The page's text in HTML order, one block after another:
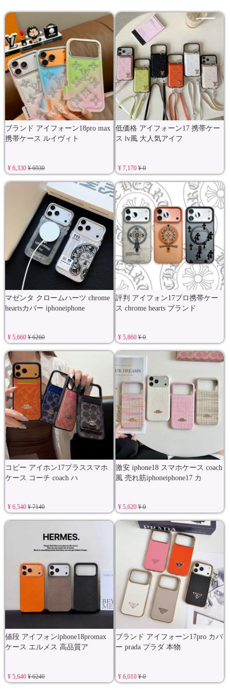
ブランド アイフォーン18pro max
携帯ケース ルイヴィト
¥ 6,330¥ 6930
低価格 アイフォーン17 携帯ケー
ス lv風 大人気アイフ
¥ 7,170¥ 0
マゼンタ クロームハーツ chrome
heartsカバー iphoneiphone
¥ 5,660¥ 6260
評判 アイフォン17プロ携帯ケー
ス chrome hearts ブランド
¥ 5,860¥ 0
コピー アイホン17プラススマホ
ケース コーチ coach ハ
¥ 6,540¥ 7140
激安 iphone18 スマホケース coach
風 売れ筋iphoneiphone17 カ
¥ 5,620¥ 0
値段 アイフォンiphone18promax
ケース エルメス 高品質ア
¥ 5,640¥ 6240
ブランド アイフォーン17pro カバ
ー prada プラダ 本物
¥ 6,010¥ 0